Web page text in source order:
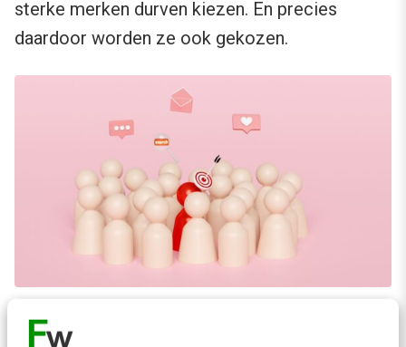
sterke merken durven kiezen. En precies
daardoor worden ze ook gekozen.